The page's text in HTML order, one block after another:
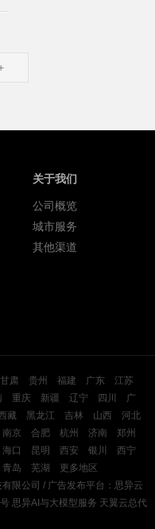
关于我们
公司概览
城市服务
其他渠道
甘肃 贵州 福建 广东
江苏
重庆 新疆 辽宁 四川
广
藏 黑龙江 吉林 山西
河北
南京 合肥 杭州 济南
郑州
海口 昆明 西安 银川
西宁
青岛 芜湖
更多地区
有限公司 / 广告发布平台：思异云
思异AI与大模型服务 天翼云总代